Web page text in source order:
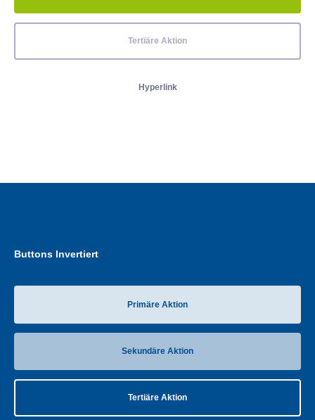
Tertiäre Aktion
Hyperlink
Buttons Invertiert
Primäre Aktion
Sekundäre Aktion
Tertiäre Aktion